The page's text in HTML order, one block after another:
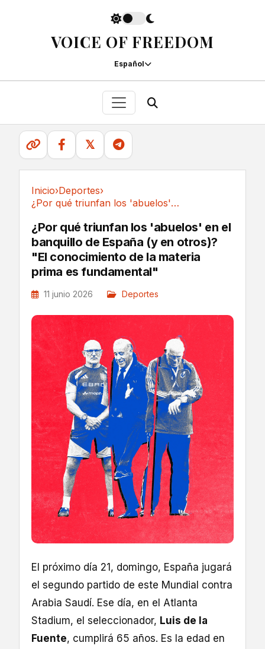
VOICE OF FREEDOM
Español
𝕏
Inicio›Deportes›
¿Por qué triunfan los 'abuelos' en el...
¿Por qué triunfan los 'abuelos' en el
banquillo de España (y en otros)?
"El conocimiento de la materia
prima es fundamental"
11 junio 2026 Deportes
El próximo día 21, domingo, España jugará
el segundo partido de este Mundial contra
Arabia Saudí. Ese día, en el Atlanta
Stadium, el seleccionador, Luis de la
Fuente, cumplirá 65 años. Es la edad en